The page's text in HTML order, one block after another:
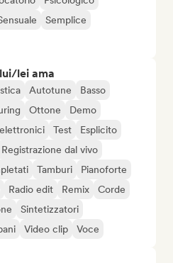
Semplice
lei ama
Autotune
Basso
Ottone
Demo
Test
Esplicito
Registrazione dal vivo
Tamburi
Pianoforte
Radio edit Remix
Corde
Sintetizzatori
Video clip Voce